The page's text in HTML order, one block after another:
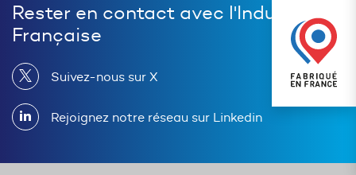
Rester en contact avec l'Industrie
Française
Suivez-nous sur X
Rejoignez notre réseau sur Linkedin